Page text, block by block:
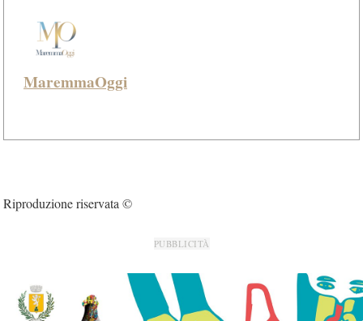
MaremmaOggi
Riproduzione riservata ©
PUBBLICITÀ